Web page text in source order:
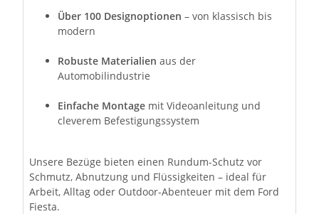
Über 100 Designoptionen – von klassisch bis
modern
Robuste Materialien aus der
Automobilindustrie
Einfache Montage mit Videoanleitung und
cleverem Befestigungssystem
Unsere Bezüge bieten einen Rundum-Schutz vor
Schmutz, Abnutzung und Flüssigkeiten – ideal für
Arbeit, Alltag oder Outdoor-Abenteuer mit dem Ford
Fiesta.